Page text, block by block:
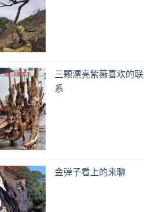
三颗漂亮紫薇喜欢的联
系
金弹子看上的来聊